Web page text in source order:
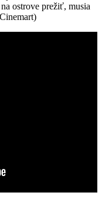
ostrove prežiť, musia